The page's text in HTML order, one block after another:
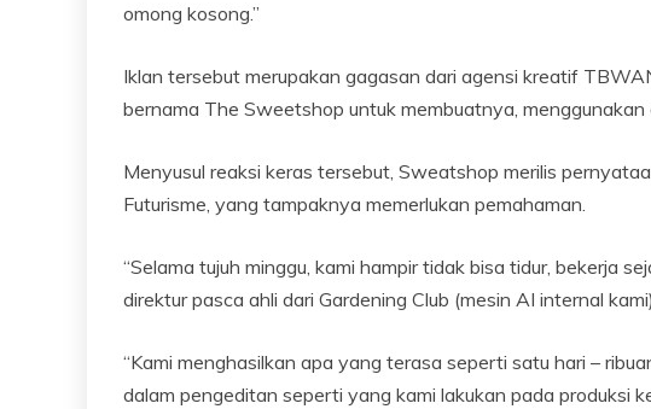
omong kosong.”
Iklan tersebut merupakan gagasan dari agensi kreatif
bernama The Sweetshop untuk membuatnya, menggunakan
Menyusul reaksi keras tersebut, Sweatshop merilis
Futurisme, yang tampaknya memerlukan pemahaman.
“Selama tujuh minggu, kami hampir tidak bisa tidur, bekerja
direktur pasca ahli dari Gardening Club (mesin AI internal
“Kami menghasilkan apa yang terasa seperti satu hari –
dalam pengeditan seperti yang kami lakukan pada produksi